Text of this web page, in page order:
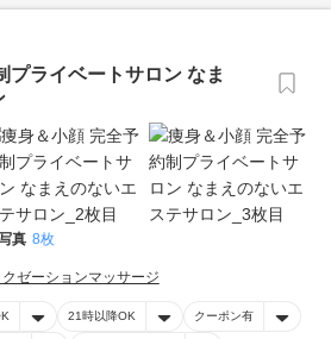
プライベートサロン なま
真 8枚
クゼーションマッサージ
21時以降OK クーポン有